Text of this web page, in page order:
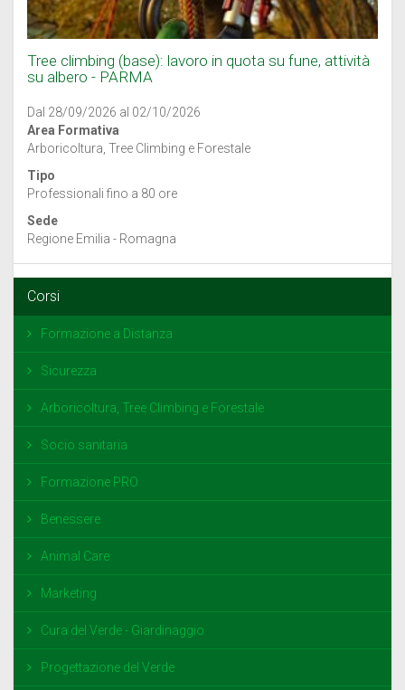
Tree climbing (base): lavoro in quota su fune, attività
su albero - PARMA
Dal 28/09/2026 al 02/10/2026
Area Formativa
Arboricoltura, Tree Climbing e Forestale
Tipo
Professionali fino a 80 ore
Sede
Regione Emilia - Romagna
Corsi
Formazione a Distanza
Sicurezza
Arboricoltura, Tree Climbing e Forestale
Socio sanitaria
Formazione PRO
Benessere
Animal Care
Marketing
Cura del Verde - Giardinaggio
Progettazione del Verde